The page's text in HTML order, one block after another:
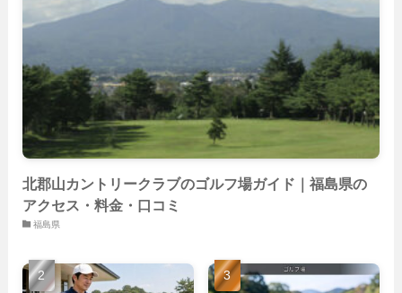
(14)
(23)
(22)
(26)
北郡山カントリークラブのゴルフ場ガイド｜福島県の
アクセス・料金・口コミ
福島県